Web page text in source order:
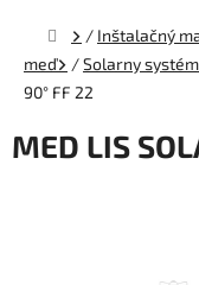
Domov
/ Inštalačný
meď
/Solarny systém
90° FF 22
MED LIS